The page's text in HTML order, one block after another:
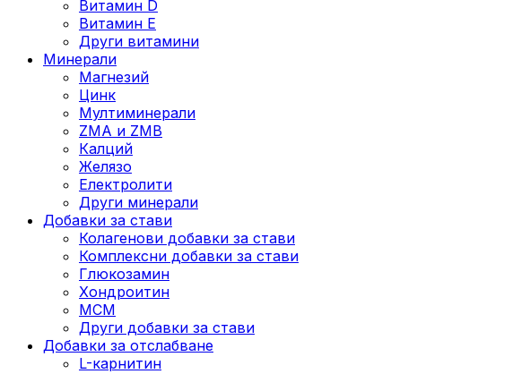
Витамин D
Витамин E
Други витамини
Минерали
Магнезий
Цинк
Мултиминерали
ZMA и ZMB
Калций
Желязо
Електролити
Други минерали
Добавки за стави
Колагенови добавки за стави
Комплексни добавки за стави
Глюкозамин
Хондроитин
МСМ
Други добавки за стави
Добавки за отслабване
L-карнитин